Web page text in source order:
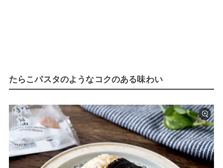
たらこパスタのようなコクのある味わい